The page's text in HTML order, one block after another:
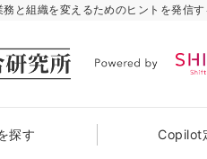
と組織を変えるためのヒントを発信
探す Copilot